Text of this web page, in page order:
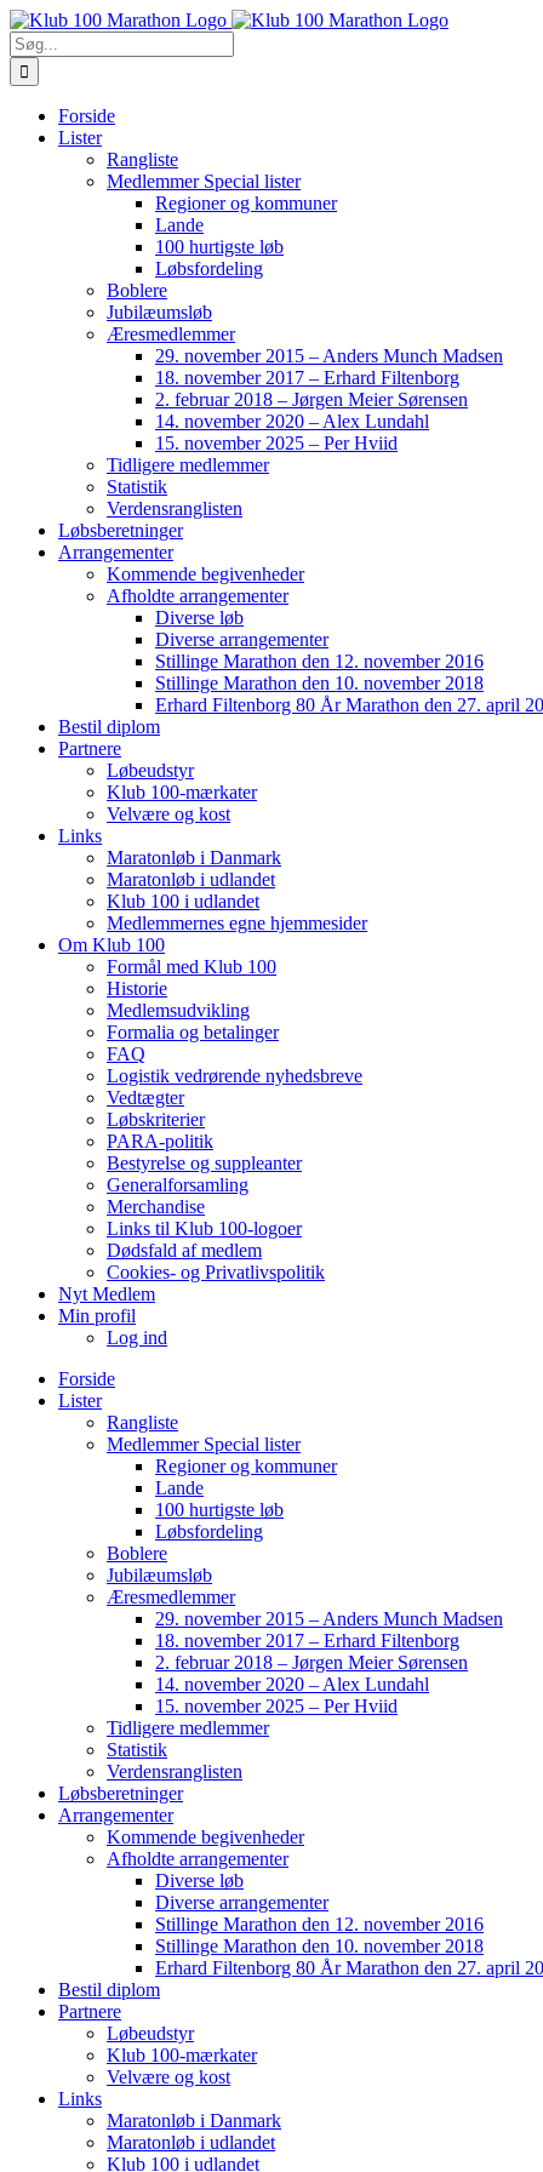
Skip
to
content
Søg
efter:
Forside
Lister
Rangliste
Medlemmer Special lister
Regioner og kommuner
Lande
100 hurtigste løb
Løbsfordeling
Boblere
Jubilæumsløb
Æresmedlemmer
29. november 2015 – Anders Munch Madsen
18. november 2017 – Erhard Filtenborg
2. februar 2018 – Jørgen Meier Sørensen
14. november 2020 – Alex Lundahl
15. november 2025 – Per Hviid
Tidligere medlemmer
Statistik
Verdensranglisten
Løbsberetninger
Arrangementer
Kommende begivenheder
Afholdte arrangementer
Diverse løb
Diverse arrangementer
Stillinge Marathon den 12. november 2016
Stillinge Marathon den 10. november 2018
Erhard Filtenborg 80 År Marathon den 27. april
Bestil diplom
Partnere
Løbeudstyr
Klub 100-mærkater
Velvære og kost
Links
Maratonløb i Danmark
Maratonløb i udlandet
Klub 100 i udlandet
Medlemmernes egne hjemmesider
Om Klub 100
Formål med Klub 100
Historie
Medlemsudvikling
Formalia og betalinger
FAQ
Logistik vedrørende nyhedsbreve
Vedtægter
Løbskriterier
PARA-politik
Bestyrelse og suppleanter
Generalforsamling
Merchandise
Links til Klub 100-logoer
Dødsfald af medlem
Cookies- og Privatlivspolitik
Nyt Medlem
Min profil
Log ind
Forside
Lister
Rangliste
Medlemmer Special lister
Regioner og kommuner
Lande
100 hurtigste løb
Løbsfordeling
Boblere
Jubilæumsløb
Æresmedlemmer
29. november 2015 – Anders Munch Madsen
18. november 2017 – Erhard Filtenborg
2. februar 2018 – Jørgen Meier Sørensen
14. november 2020 – Alex Lundahl
15. november 2025 – Per Hviid
Tidligere medlemmer
Statistik
Verdensranglisten
Løbsberetninger
Arrangementer
Kommende begivenheder
Afholdte arrangementer
Diverse løb
Diverse arrangementer
Stillinge Marathon den 12. november 2016
Stillinge Marathon den 10. november 2018
Erhard Filtenborg 80 År Marathon den 27. april
Bestil diplom
Partnere
Løbeudstyr
Klub 100-mærkater
Velvære og kost
Links
Maratonløb i Danmark
Maratonløb i udlandet
Klub 100 i udlandet